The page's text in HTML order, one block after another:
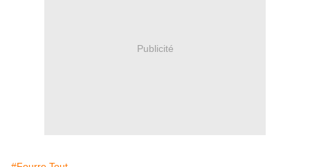
Publicité